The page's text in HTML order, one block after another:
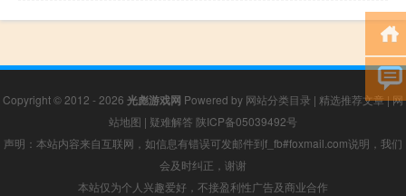
Copyright © 2012 - 2026 光彪游戏网 Powered by 网站分类目录 | 精选推荐文章|网
站地图 | 疑难解答 陕ICP备05039492号
声明：本站内容来自互联网，如信息有错误可发邮件到f_fb#foxmail.com说明，我们
会及时纠正，谢谢
本站仅为个人兴趣爱好，不接盈利性广告及商业合作